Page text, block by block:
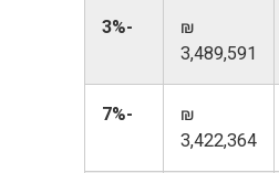
₪
3,489,591
-3%
₪
3,422,364
-7%